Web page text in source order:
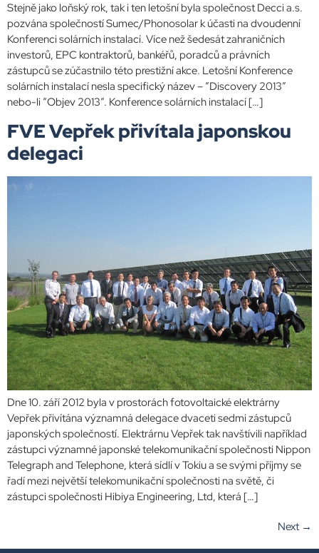
Stejně jako loňský rok, tak i ten letošní byla společnost Decci a.s.
pozvána společností Sumec/Phonosolar k účasti na dvoudenní
Konferenci solárních instalací. Více než šedesát zahraničních
investorů, EPC kontraktorů, bankéřů, poradců a právních
zástupců se zúčastnilo této prestižní akce. Letošní Konference
solárních instalací nesla specifický název – ”Discovery 2013”
nebo-li ”Objev 2013”. Konference solárních instalací […]
FVE Vepřek přivítala japonskou
delegaci
Dne 10. září 2012 byla v prostorách fotovoltaické elektrárny
Vepřek přivítána významná delegace dvaceti sedmi zástupců
japonských společností. Elektrárnu Vepřek tak navštívili například
zástupci významné japonské telekomunikační společnosti Nippon
Telegraph and Telephone, která sídlí v Tokiu a se svými příjmy se
řadí mezi největší telekomunikační společnosti na světě, či
zástupci společnosti Hibiya Engineering, Ltd, která […]
Next →